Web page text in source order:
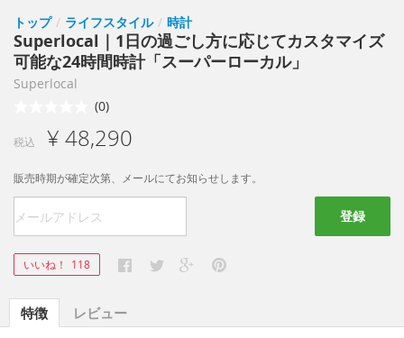
トップ / ライフスタイル / 時計
Superlocal｜1日の過ごし方に応じてカスタマイズ
可能な24時間時計「スーパーローカル」
Superlocal
(0)
税込 ¥ 48,290
販売時期が確定次第、メールにてお知らせします。
登録
いいね！ 118
特徴 レビュー